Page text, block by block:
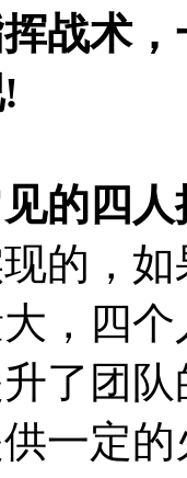
战术
的四
的，
，四
了团
一定